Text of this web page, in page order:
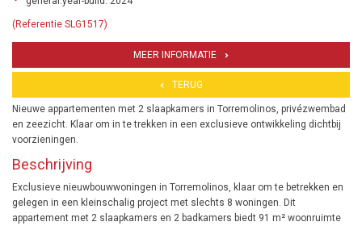
(Referentie SLG1517)
MEER INFORMATIE
TERUG
Nieuwe appartementen met 2 slaapkamers in Torremolinos, privézwembad
en zeezicht. Klaar om in te trekken in een exclusieve ontwikkeling dichtbij
voorzieningen.
Beschrijving
Exclusieve nieuwbouwwoningen in Torremolinos, klaar om te betrekken en
gelegen in een kleinschalig project met slechts 8 woningen. Dit
appartement met 2 slaapkamers en 2 badkamers biedt 91 m² woonruimte